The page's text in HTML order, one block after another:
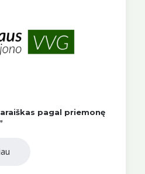
pagal priemonę